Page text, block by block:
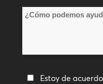
*
localidades
¿Cómo
PolíticaEstoy de